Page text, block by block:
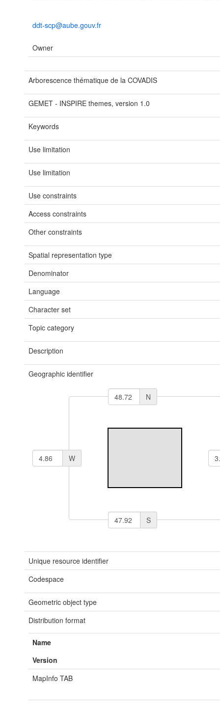
ddt-scp@aube.gouv.fr
Owner
Arborescence thématique de la COVADIS
GEMET - INSPIRE themes, version 1.0
Keywords
Use limitation
Use limitation
Use constraints
Access constraints
Other constraints
Spatial representation type
Denominator
Language
Character set
Topic category
Description
Geographic identifier
N
S
W
Unique resource identifier
Codespace
Geometric object type
Distribution format
Name
Version
MapInfo TAB